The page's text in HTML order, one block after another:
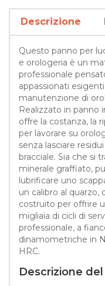
Descrizione
Questo panno per
e orologeria è un
professionale
appassionati
manutenzione di
Realizzato in panno
offre la costanza, la
per lavorare su
senza lasciare
bracciale. Sia che si
minerale graffiato,
lubrificare uno
un calibro al quarzo,
costruito per offrire
migliaia di cicli di
professionale, a
dinamometriche in
HRC.
Descrizione